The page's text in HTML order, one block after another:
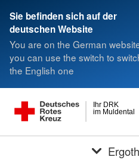
Sie befinden sich auf der
deutschen Website
You are on the German
you can use the switch to
the English one
im Muldental
Ihr DRK